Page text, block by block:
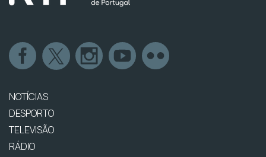
NOTÍCIAS
DESPORTO
TELEVISÃO
RÁDIO